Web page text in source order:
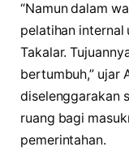
“Namun dalam
pelatihan internal
Takalar.
bertumbuh,” ujar
diselenggarakan
ruang bagi
pemerintahan.